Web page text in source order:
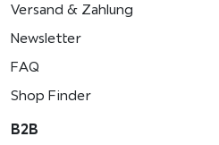
Versand & Zahlung
Newsletter
FAQ
Shop Finder
B2B